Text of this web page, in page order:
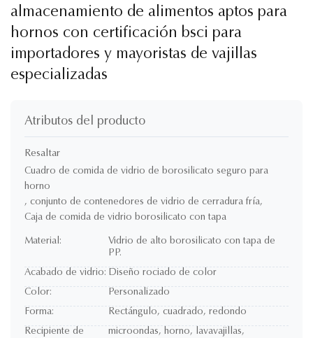
almacenamiento de alimentos aptos para
hornos con certificación bsci para
importadores y mayoristas de vajillas
especializadas
Atributos del producto
Resaltar
Cuadro de comida de vidrio de borosilicato seguro para
horno
, conjunto de contenedores de vidrio de cerradura fría,
Caja de comida de vidrio borosilicato con tapa
Material:
Vidrio de alto borosilicato con tapa de
PP.
Acabado de vidrio: Diseño rociado de color
Color:
Personalizado
Forma:
Rectángulo, cuadrado, redondo
Recipiente de
microondas, horno, lavavajillas,